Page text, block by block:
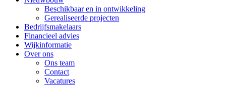
Beschikbaar en in ontwikkeling
Gerealiseerde projecten
Bedrijfsmakelaars
Financieel advies
Wijkinformatie
Over ons
Ons team
Contact
Vacatures